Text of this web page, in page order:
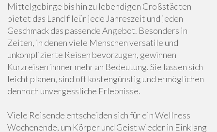
Mittelgebirge bis hin zu lebendigen Großstädten
bietet das Land fileür jede Jahreszeit und jeden
Geschmack das passende Angebot. Besonders in
Zeiten, in denen viele Menschen versatile und
unkomplizierte Reisen bevorzugen, gewinnen
Kurzreisen immer mehr an Bedeutung. Sie lassen sich
leicht planen, sind oft kostengünstig und ermöglichen
dennoch unvergessliche Erlebnisse.
Viele Reisende entscheiden sich für ein Wellness
Wochenende, um Körper und Geist wieder in Einklang